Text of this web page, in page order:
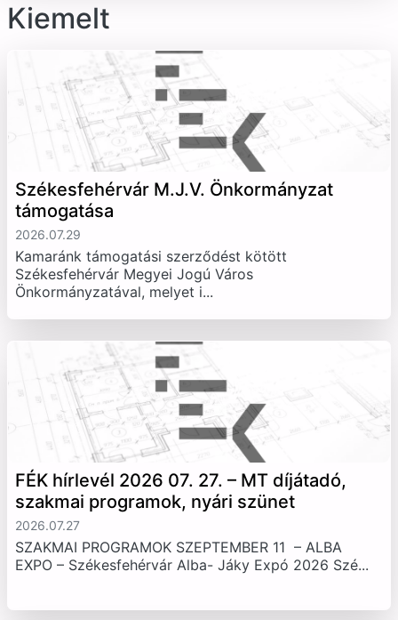
Kiemelt
Székesfehérvár M.J.V. Önkormányzat
támogatása
2026.07.29
Kamaránk támogatási szerződést kötött
Székesfehérvár Megyei Jogú Város
Önkormányzatával, melyet i...
FÉK hírlevél 2026 07. 27. – MT díjátadó,
szakmai programok, nyári szünet
2026.07.27
SZAKMAI PROGRAMOK SZEPTEMBER 11 – ALBA
EXPO – Székesfehérvár Alba- Jáky Expó 2026 Szé...